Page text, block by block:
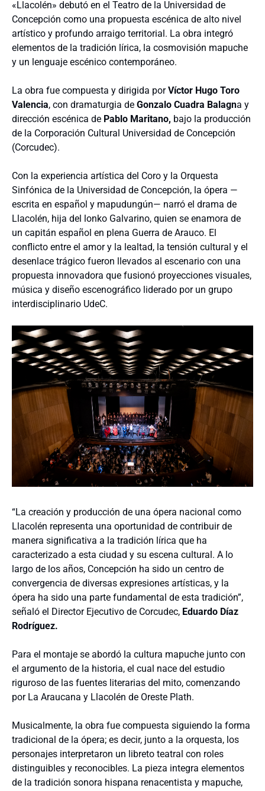
«Llacolén» debutó en el Teatro de la Universidad de
Concepción como una propuesta escénica de alto nivel
artístico y profundo arraigo territorial. La obra integró
elementos de la tradición lírica, la cosmovisión mapuche
y un lenguaje escénico contemporáneo.
La obra fue compuesta y dirigida porVíctor Hugo Toro
Valencia, con dramaturgia de Gonzalo Cuadra Balagna y
dirección escénica de Pablo Maritano, bajo la producción
de la Corporación Cultural Universidad de Concepción
(Corcudec).
​Con la experiencia artística del Coro y la Orquesta
Sinfónica de la Universidad de Concepción, la ópera —
escrita en español y mapudungún— narró el drama de
Llacolén, hija del lonko Galvarino, quien se enamora de
un capitán español en plena Guerra de Arauco. El
conflicto entre el amor y la lealtad, la tensión cultural y el
desenlace trágico fueron llevados al escenario con una
propuesta innovadora que fusionó proyecciones visuales,
música y diseño escenográfico liderado por un grupo
interdisciplinario UdeC.
“La creación y producción de una ópera nacional como
Llacolén representa una oportunidad de contribuir de
manera significativa a la tradición lírica que ha
caracterizado a esta ciudad y su escena cultural. A lo
largo de los años, Concepción ha sido un centro de
convergencia de diversas expresiones artísticas, y la
ópera ha sido una parte fundamental de esta tradición”,
señaló el Director Ejecutivo de Corcudec, Eduardo Díaz
Rodríguez.
Para el montaje se abordó la cultura mapuche junto con
el argumento de la historia, el cual nace del estudio
riguroso de las fuentes literarias del mito, comenzando
por La Araucana y Llacolén de Oreste Plath.
Musicalmente, la obra fue compuesta siguiendo la forma
tradicional de la ópera; es decir, junto a la orquesta, los
personajes interpretaron un libreto teatral con roles
distinguibles y reconocibles. La pieza integra elementos
de la tradición sonora hispana renacentista y mapuche,